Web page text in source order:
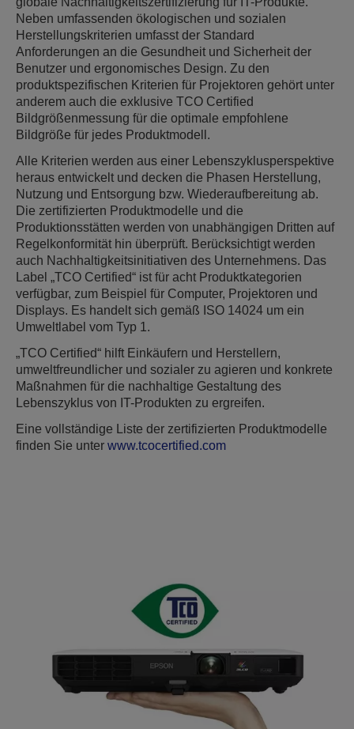
Neben umfassenden ökologischen und sozialen
Herstellungskriterien umfasst der Standard
Anforderungen an die Gesundheit und Sicherheit der
Benutzer und ergonomisches Design. Zu den
produktspezifischen Kriterien für Projektoren gehört unter
anderem auch die exklusive TCO Certified
Bildgrößenmessung für die optimale empfohlene
Bildgröße für jedes Produktmodell.
Alle Kriterien werden aus einer Lebenszyklusperspektive
heraus entwickelt und decken die Phasen Herstellung,
Nutzung und Entsorgung bzw. Wiederaufbereitung ab.
Die zertifizierten Produktmodelle und die
Produktionsstätten werden von unabhängigen Dritten auf
Regelkonformität hin überprüft. Berücksichtigt werden
auch Nachhaltigkeitsinitiativen des Unternehmens. Das
Label „TCO Certified“ ist für acht Produktkategorien
verfügbar, zum Beispiel für Computer, Projektoren und
Displays. Es handelt sich gemäß ISO 14024 um ein
Umweltlabel vom Typ 1.
„TCO Certified“ hilft Einkäufern und Herstellern,
umweltfreundlicher und sozialer zu agieren und konkrete
Maßnahmen für die nachhaltige Gestaltung des
Lebenszyklus von IT-Produkten zu ergreifen.
Eine vollständige Liste der zertifizierten Produktmodelle
finden Sie unter www.tcocertified.com